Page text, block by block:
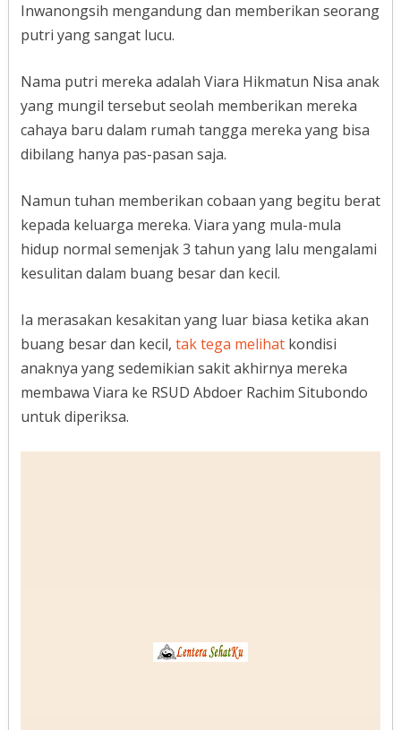
Inwanongsih mengandung dan memberikan seorang
putri yang sangat lucu.
Nama putri mereka adalah Viara Hikmatun Nisa anak
yang mungil tersebut seolah memberikan mereka
cahaya baru dalam rumah tangga mereka yang bisa
dibilang hanya pas-pasan saja.
Namun tuhan memberikan cobaan yang begitu berat
kepada keluarga mereka. Viara yang mula-mula
hidup normal semenjak 3 tahun yang lalu mengalami
kesulitan dalam buang besar dan kecil.
Ia merasakan kesakitan yang luar biasa ketika akan
buang besar dan kecil, tak tega melihatkondisi
anaknya yang sedemikian sakit akhirnya mereka
membawa Viara ke RSUD Abdoer Rachim Situbondo
untuk diperiksa.